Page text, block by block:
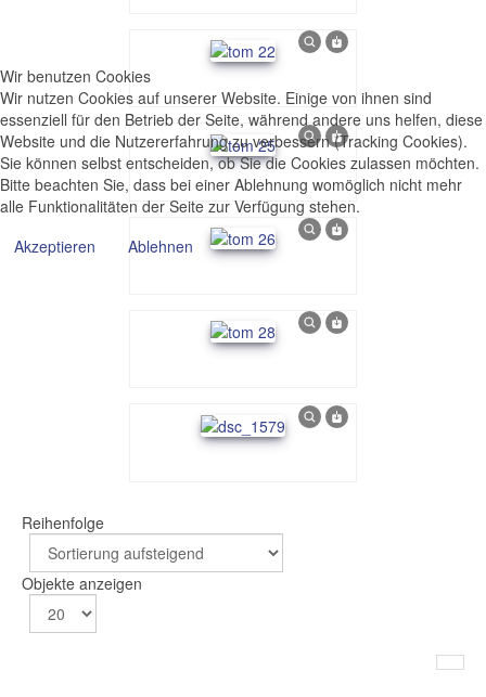
Reihenfolge
Objekte anzeigen
Wir benutzen Cookies
Wir nutzen Cookies auf unserer Website. Einige von ihnen sind
essenziell für den Betrieb der Seite, während andere uns helfen, diese
Website und die Nutzererfahrung zu verbessern (Tracking Cookies).
Sie können selbst entscheiden, ob Sie die Cookies zulassen möchten.
Bitte beachten Sie, dass bei einer Ablehnung womöglich nicht mehr
alle Funktionalitäten der Seite zur Verfügung stehen.
Akzeptieren
Ablehnen